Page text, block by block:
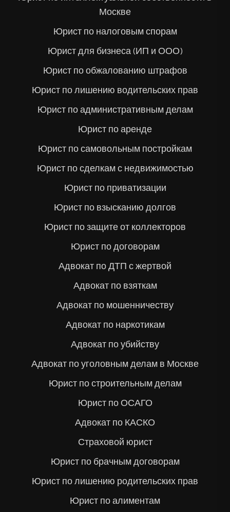
Москве
Юрист по налоговым спорам
Юрист для бизнеса (ИП и ООО)
Юрист по обжалованию штрафов
Юрист по лишению водительских прав
Юрист по административным делам
Юрист по аренде
Юрист по самовольным постройкам
Юрист по сделкам с недвижимостью
Юрист по приватизации
Юрист по взысканию долгов
Юрист по защите от коллекторов
Юрист по договорам
Адвокат по ДТП с жертвой
Адвокат по взяткам
Адвокат по мошенничеству
Адвокат по наркотикам
Адвокат по убийству
Адвокат по уголовным делам в Москве
Юрист по строительным делам
Юрист по ОСАГО
Адвокат по КАСКО
Страховой юрист
Юрист по брачным договорам
Юрист по лишению родительских прав
Юрист по алиментам